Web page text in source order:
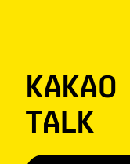
KAKAO
TALK